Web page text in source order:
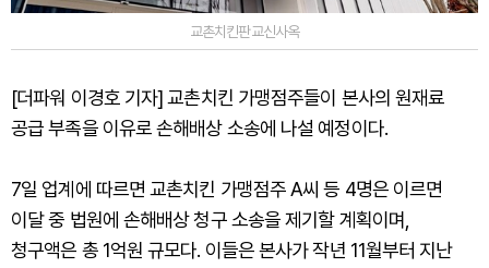
교촌치킨판교신사옥
[더파워 이경호 기자] 교촌치킨 가맹점주들이 본사의 원재료
공급 부족을 이유로 손해배상 소송에 나설 예정이다.
7일 업계에 따르면 교촌치킨 가맹점주 A씨 등 4명은 이르면
이달 중 법원에 손해배상 청구 소송을 제기할 계획이며,
청구액은 총 1억원 규모다. 이들은 본사가 작년 11월부터 지난